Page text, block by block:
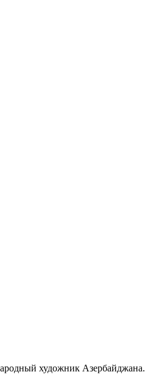
художник Азербайджана.